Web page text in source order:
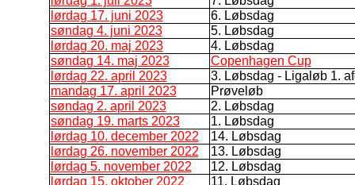
lørdag 17. juni 2023
6. Løbsdag
søndag 4. juni 2023
5. Løbsdag
lørdag 20. maj 2023
4. Løbsdag
søndag 14. maj 2023
Copenhagen Cup
lørdag 22. april 2023
3. Løbsdag - Ligaløb 1.
mandag 17. april 2023
Prøveløb
søndag 2. april 2023
2. Løbsdag
søndag 19. marts 2023
1. Løbsdag
lørdag 10. december 2022
14. Løbsdag
lørdag 26. november 2022
13. Løbsdag
lørdag 5. november 2022
12. Løbsdag
lørdag 15. oktober 2022
11. Løbsdag